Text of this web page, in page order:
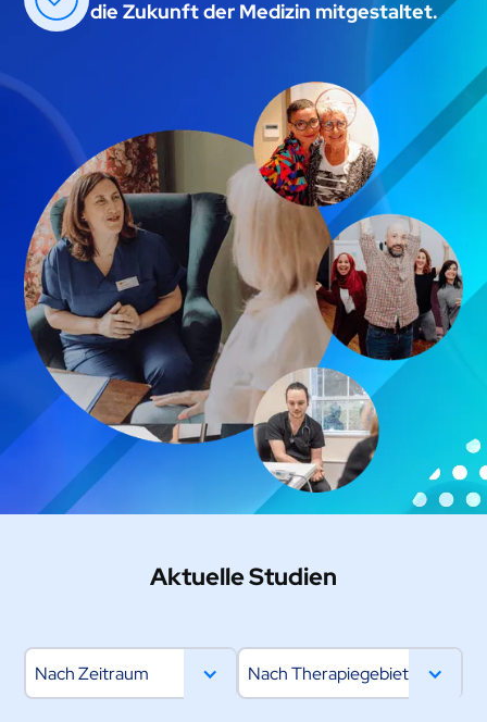
die Zukunft der Medizin mitgestaltet.
Aktuelle Studien
Nach Zeitraum Nach Therapiegebiet